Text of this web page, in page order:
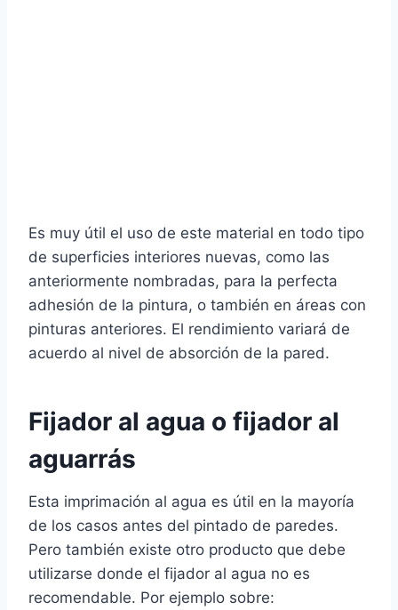
Es muy útil el uso de este material en todo tipo
de superficies interiores nuevas, como las
anteriormente nombradas, para la perfecta
adhesión de la pintura, o también en áreas con
pinturas anteriores. El rendimiento variará de
acuerdo al nivel de absorción de la pared.
Fijador al agua o fijador al
aguarrás
Esta imprimación al agua es útil en la mayoría
de los casos antes del pintado de paredes.
Pero también existe otro producto que debe
utilizarse donde el fijador al agua no es
recomendable. Por ejemplo sobre: